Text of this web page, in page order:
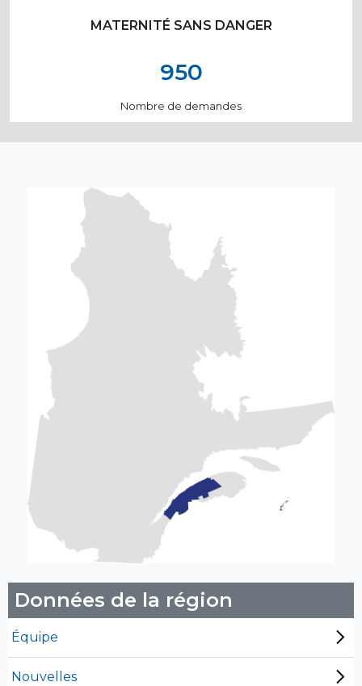
MATERNITÉ SANS DANGER
950
Nombre de demandes
Données de la région
Équipe
Nouvelles